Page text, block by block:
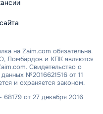
на Zaim.com обязательна.
Ломбардов и КПК являются
Свидетельство о
№2016621516 от 11
и охраняется законом.
от 27 декабря 2016